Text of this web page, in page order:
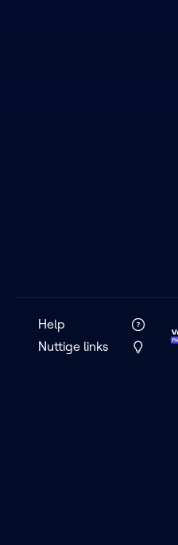
Help
Nuttige links